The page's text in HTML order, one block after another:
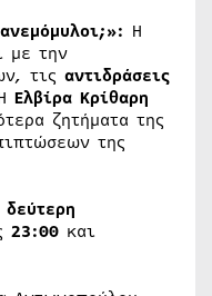
Η
με την
τις αντιδράσεις
Ελβίρα Κρίθαρη
ζητήματα της
της
23:00 και